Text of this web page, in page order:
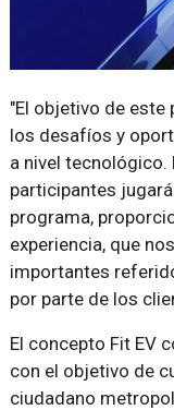
"El objetivo de este
los desafíos y
a nivel tecnológico.
participantes
programa,
experiencia, que
importantes
por parte de los
El concepto Fit EV
con el objetivo de
ciudadano